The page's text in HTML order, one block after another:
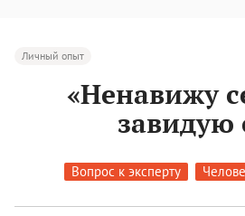
Личный опыт
«Ненавижу
завидую
Вопрос к эксперту